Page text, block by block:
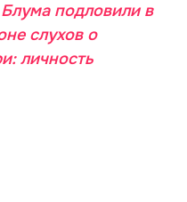
подловили в
слухов о
личность